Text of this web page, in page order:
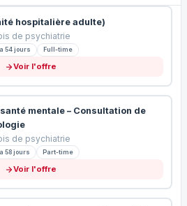
hospitalière adulte)
de psychiatrie
54 jours Full-time
Voir l'offre
mentale – Consultation de
de psychiatrie
58 jours Part-time
Voir l'offre